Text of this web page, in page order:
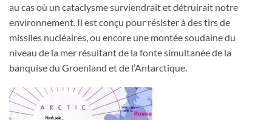
au cas où un cataclysme surviendrait et détruirait notre
environnement. Il est conçu pour résister à des tirs de
missiles nucléaires, ou encore une montée soudaine du
niveau de la mer résultant de la fonte simultanée de la
banquise du Groenland et de l’Antarctique.